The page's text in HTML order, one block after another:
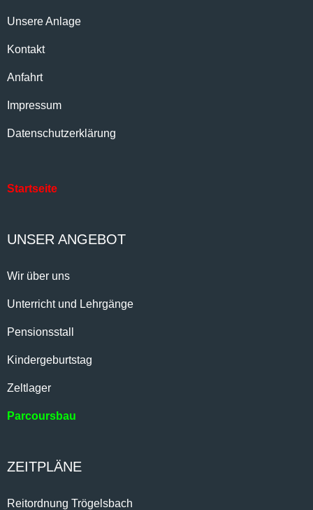
Unsere Anlage
Kontakt
Anfahrt
Impressum
Datenschutzerklärung
Startseite
UNSER ANGEBOT
Wir über uns
Unterricht und Lehrgänge
Pensionsstall
Kindergeburtstag
Zeltlager
Parcoursbau
ZEITPLÄNE
Reitordnung Trögelsbach